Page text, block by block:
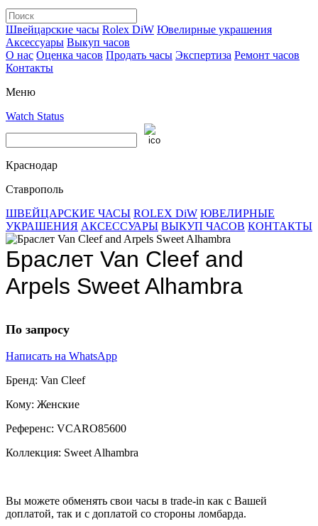
Швейцарские часы Rolex DiW Ювелирные украшения
Аксессуары Выкуп часов
О нас Оценка часов Продать часы Экспертиза Ремонт часов
Контакты
Меню
Watch Status
Краснодар
Ставрополь
ШВЕЙЦАРСКИЕ ЧАСЫ ROLEX DiW ЮВЕЛИРНЫЕ
УКРАШЕНИЯ АКСЕССУАРЫ ВЫКУП ЧАСОВ КОНТАКТЫ
Браслет Van Cleef and
Arpels Sweet Alhambra
По запросу
Написать на WhatsApp
Бренд: Van Cleef
Кому: Женские
Референс: VCARO85600
Коллекция: Sweet Alhambra
Вы можете обменять свои часы в trade-in как с Вашей
доплатой, так и с доплатой со стороны ломбарда.